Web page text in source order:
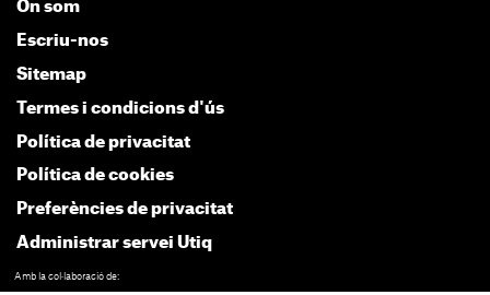
On som
Escriu-nos
Sitemap
Termes i condicions d'ús
Política de privacitat
Política de cookies
Preferències de privacitat
Administrar servei Utiq
Amb la col·laboració de: